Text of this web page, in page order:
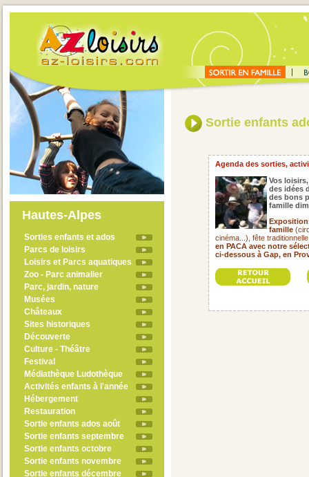
Hautes-Alpes
Sorties enfants et ados
Parcs de loisirs
Loisirs et Parcs aquatiques
Zoo - Parc animalier
Parc, jardin, nature
Musées
Châteaux
Sites historiques
Découverte
Culture - Théâtre
Festival
Médiathèque Ludothèque
Activités enfants à l'année
Hébergement
Restauration
Sortie enfants ados août
Sortie enfants septembre
Sortie enfants octobre
Sortie enfants novembre
Sortie enfants décembre
Sortie enfants
Agenda des sorties,
Vos
des idées
des bons
famille
famille
cinéma...), fête
en PACA avec notre
ci-dessous à Gap, en